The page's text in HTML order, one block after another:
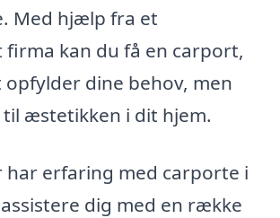
Med hjælp fra et
firma kan du få en carport,
dine behov, men
til æstetikken i dit hjem.
har erfaring med carporte i
dig med en række